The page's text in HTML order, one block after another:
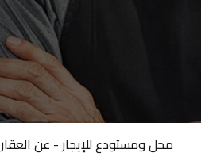
محل ومستودع للإيجار - عن العقار